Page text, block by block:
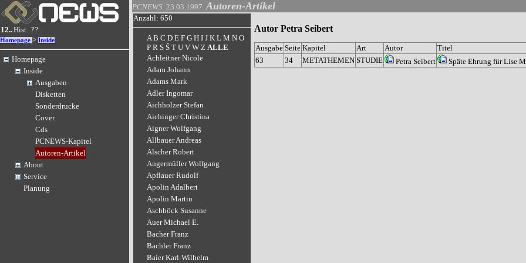
12..Hist..??..
Homepage > Inside
Homepage
Inside
Ausgaben
Disketten
Sonderdrucke
Cover
Cds
PCNEWS-Kapitel
Autoren-Artikel
About
Service
Planung
PCNEWS 23.03.1997 Autoren-Artikel
Anzahl: 650
A B C D E F G H I J K L M N O
P R S Š T U V W Z ALLE
Achleitner Nicole
Adam Johann
Adams Mark
Adler Ingomar
Aichholzer Stefan
Aichinger Christina
Aigner Wolfgang
Allbauer Andreas
Alscher Robert
Angermüller Wolfgang
Apflauer Rudolf
Apolin Adalbert
Apolin Martin
Aschböck Susanne
Auer Michael E.
Bacher Franz
Bachler Franz
Baier Karl-Wilhelm
Autor Petra Seibert
Ausgabe Seite Kapitel Art Autor
Titel
63
34 METATHEMEN STUDIE Petra Seibert Späte Ehrung für Lise